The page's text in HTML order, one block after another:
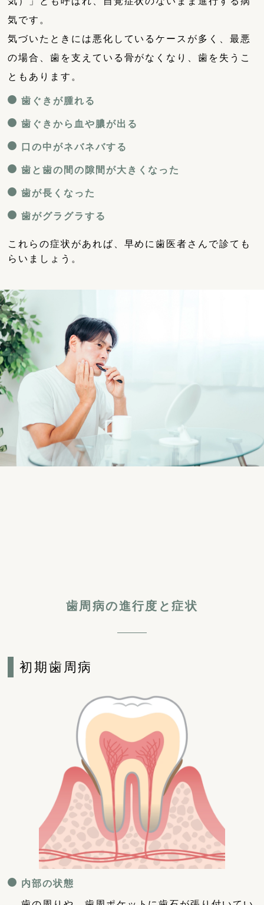
気です。
気づいたときには悪化しているケースが多く、最悪
の場合、歯を支えている骨がなくなり、歯を失うこ
ともあります。
歯ぐきが腫れる
歯ぐきから血や膿が出る
口の中がネバネバする
歯と歯の間の隙間が大きくなった
歯が長くなった
歯がグラグラする
これらの症状があれば、早めに歯医者さんで診ても
らいましょう。
歯周病の進行度と症状
初期歯周病
内部の状態